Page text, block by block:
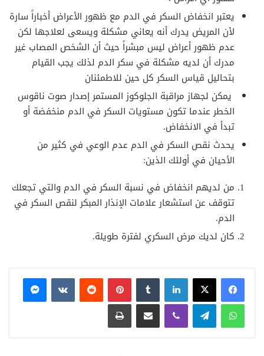
يعتبر انخفاض السكر في الدم مع ظهور الأعراض أخباراً سارة
لأن المريض يدرك أنه يعاني مشكلة ويسعى لعلاجها لكن
عدم ظهور أعراض ليس مبشراً حيث أن الشخص المصاب غير
مدرك أن لديه مشكلة في سكر الدم لذلك يجب القيام
بتحاليل قياس السكر كل حين للاطمئنان
يمكن لجهاز مراقبة الجلوكوز المستمر إصدار صوت ناقوس
الخطر عندما تكون مستويات السكر في الدم منخفضة أو
تبدأ في الانخفاض.
يحدث نقص السكر في الدم عدم الوعي في كثير من
الأحيان في أولئك الذين:
من لديهم انخفاض في نسبة السكر في الدم والتي تجعلك
تتوقف عن استشعار علامات الإنذار المبكر لنقص السكر في
الدم.
كان لديك مرض السكري لفترة طويلة.
فيسبوكX لينكدإن بينتيريست
ماسنجر
واتساب تيلقرام ڤايبر مشاركة عبر البريد طباعة